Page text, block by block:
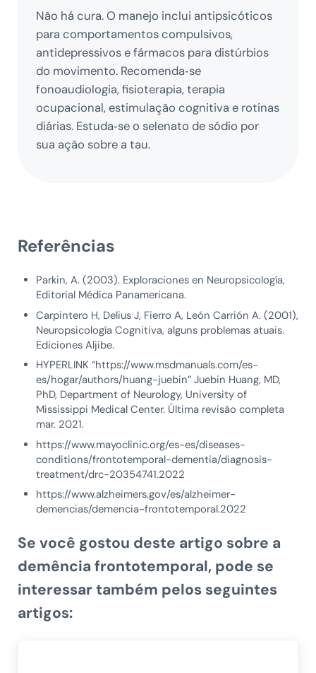
Não há cura. O manejo inclui antipsicóticos
para comportamentos compulsivos,
antidepressivos e fármacos para distúrbios
do movimento. Recomenda‑se
fonoaudiologia, fisioterapia, terapia
ocupacional, estimulação cognitiva e rotinas
diárias. Estuda‑se o selenato de sódio por
sua ação sobre a tau.
Referências
Parkin, A. (2003). Exploraciones en Neuropsicología,
Editorial Médica Panamericana.
Carpintero H, Delius J, Fierro A, León Carrión A. (2001),
Neuropsicología Cognitiva, alguns problemas atuais.
Ediciones Aljibe.
HYPERLINK “https://www.msdmanuals.com/es-
es/hogar/authors/huang-juebin” Juebin Huang, MD,
PhD, Department of Neurology, University of
Mississippi Medical Center. Última revisão completa
mar. 2021.
https://www.mayoclinic.org/es-es/diseases-
conditions/frontotemporal-dementia/diagnosis-
treatment/drc-20354741.2022
https://www.alzheimers.gov/es/alzheimer-
demencias/demencia-frontotemporal.2022
Se você gostou deste artigo sobre a
demência frontotemporal, pode se
interessar também pelos seguintes
artigos: